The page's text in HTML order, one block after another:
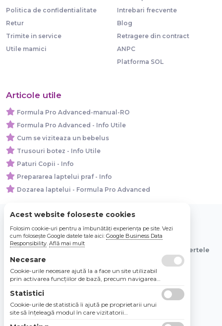
Politica de confidentialitate
Retur
Trimite in service
Utile mamici
Intrebari frecvente
Blog
Retragere din contract
ANPC
Platforma SOL
Articole utile
Formula Pro Advanced-manual-RO
Formula Pro Advanced - Info Utile
Cum se viziteaza un bebelus
Trusouri botez - Info Utile
Paturi Copii - Info
Prepararea laptelui praf - Info
Dozarea laptelui - Formula Pro Advanced
© 2026 Bebe Nou Online Store SRL
Toate preturile sunt exprimate in lei si includ tva. Ofertele
sunt valabile in limita stocului disponibil.
Acest website foloseste cookies
Folosim cookie-uri pentru a îmbunătăți experiența pe site. Vezi
cum folosește Google datele tale aici: Google Business Data
Responsibility. Află mai mult
Necesare
Cookie-urile necesare ajută la a face un site utilizabil
prin activarea funcţiilor de bază, precum navigarea
Site-ul nu poate funcţiona corespunzător fără aceste
cookie-uri.
Statistici
Cookie-urile de statistică îi ajută pe proprietarii unui
site să înţeleagă modul în care vizitatorii